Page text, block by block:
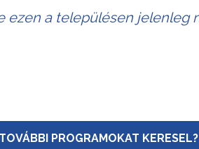
ezen a településen jelenleg
TOVÁBBI PROGRAMOKAT